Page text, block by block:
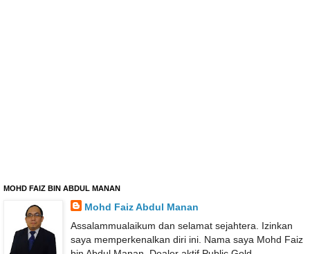
MOHD FAIZ BIN ABDUL MANAN
Mohd Faiz Abdul Manan
Assalammualaikum dan selamat sejahtera. Izinkan
saya memperkenalkan diri ini. Nama saya Mohd Faiz